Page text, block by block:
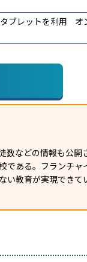
ブレットを利用 オ
数などの情報も公開
である。フランチャ
教育が実現できて